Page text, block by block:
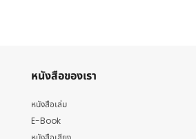
หนังสือของเรา
หนังสือเล่ม
E-Book